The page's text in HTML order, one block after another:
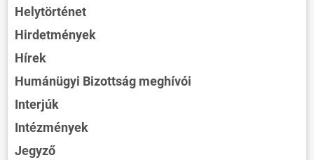
Helytörténet
Hirdetmények
Hírek
Humánügyi Bizottság meghívói
Interjúk
Intézmények
Jegyző